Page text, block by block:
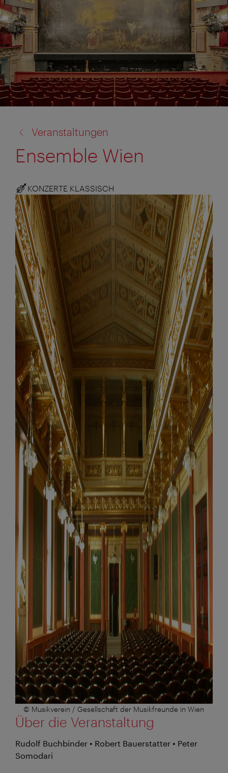
zu:
Veranstaltungen
Ensemble Wien
KONZERTE KLASSISCH
© Musikverein / Gesellschaft der Musikfreunde in Wien
Über die Veranstaltung
Rudolf Buchbinder • Robert Bauerstatter • Peter
Somodari